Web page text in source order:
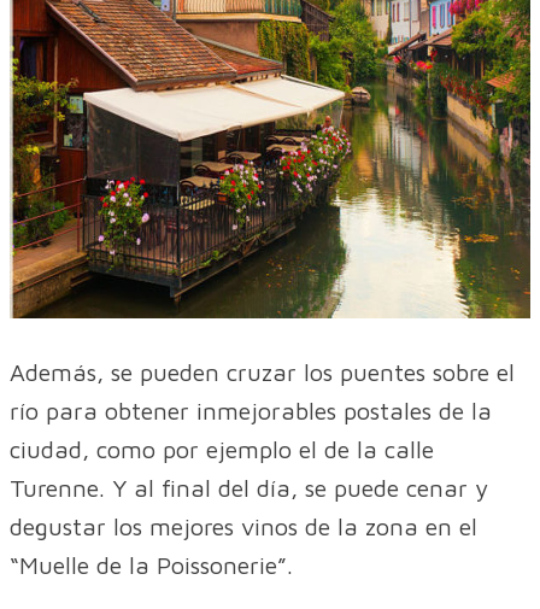
Además, se pueden cruzar los puentes sobre el
río para obtener inmejorables postales de la
ciudad, como por ejemplo el de la calle
Turenne. Y al final del día, se puede cenar y
degustar los mejores vinos de la zona en el
“Muelle de la Poissonerie”.